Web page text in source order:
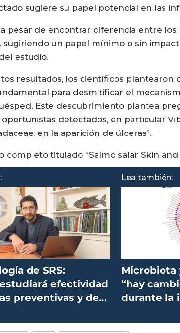
sugiere su papel potencial en las
a pesar de encontrar diferencia entre
sugiriendo un papel mínimo o sin
estudio.
resultados, los científicos
para desmitificar el
Este descubrimiento plantea
oportunistas detectados, en particular
en la aparición de úlceras”.
completo titulado “Salmo salar Skin
de SRS:
efectividad
preventivas y de
Lea también:
Microbiota
“hay
durante la